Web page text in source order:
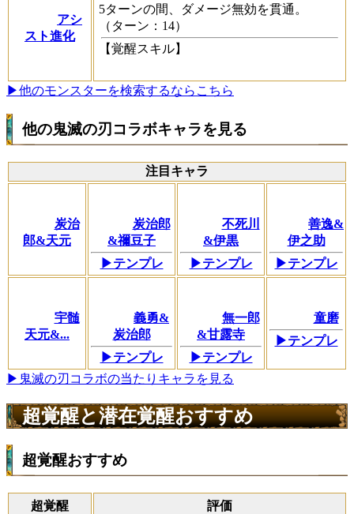
アシ
スト進化
5ターンの間、ダメージ無効を貫通。
（ターン：14）
【覚醒スキル】
▶他のモンスターを検索するならこちら
他の鬼滅の刃コラボキャラを見る
注目キャラ
炭治
郎&天元
炭治郎
&禰豆子
▶テンプレ
不死川
&伊黒
▶テンプレ
善逸&
伊之助
▶テンプレ
宇髄
天元&...
義勇&
炭治郎
▶テンプレ
無一郎
&甘露寺
▶テンプレ
童磨
▶テンプレ
▶鬼滅の刃コラボの当たりキャラを見る
超覚醒と潜在覚醒おすすめ
超覚醒おすすめ
超覚醒 評価